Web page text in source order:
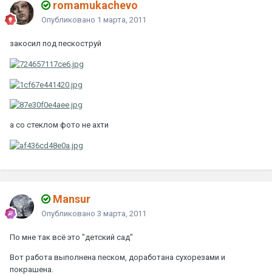
romamukachevo
Опубликовано 1 марта, 2011
закосил под пескоструй
а со стеклом фото не ахти
Mansur
Опубликовано 3 марта, 2011
По мне так всё это "детский сад"
Вот работа выполнена песком, доработана сухорезами и
покрашена.